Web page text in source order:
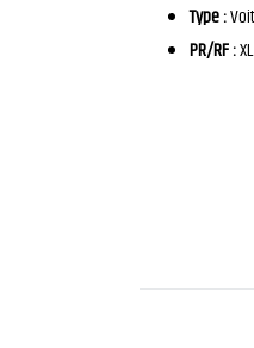
Type :
PR/RF :XL